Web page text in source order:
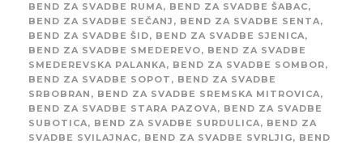
BEND ZA SVADBE RUMA, BEND ZA SVADBE ŠABAC,
BEND ZA SVADBE SEČANJ , BEND ZA SVADBE SENTA,
BEND ZA SVADBE ŠID, BEND ZA SVADBE SJENICA,
BEND ZA SVADBE SMEDEREVO, BEND ZA SVADBE
SMEDEREVSKA PALANKA, BEND ZA SVADBE SOMBOR,
BEND ZA SVADBE SOPOT , BEND ZA SVADBE
SRBOBRAN , BEND ZA SVADBE SREMSKA MITROVICA,
BEND ZA SVADBE STARA PAZOVA, BEND ZA SVADBE
SUBOTICA, BEND ZA SVADBE SURDULICA, BEND ZA
SVADBE SVILAJNAC, BEND ZA SVADBE SVRLJIG, BEND